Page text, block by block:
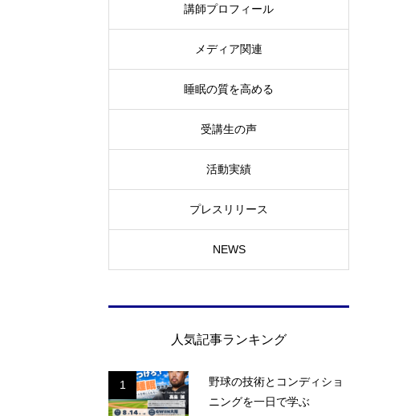
講師プロフィール
メディア関連
睡眠の質を高める
受講生の声
活動実績
プレスリリース
NEWS
人気記事ランキング
1
野球の技術とコンディショ
ニングを一日で学ぶ